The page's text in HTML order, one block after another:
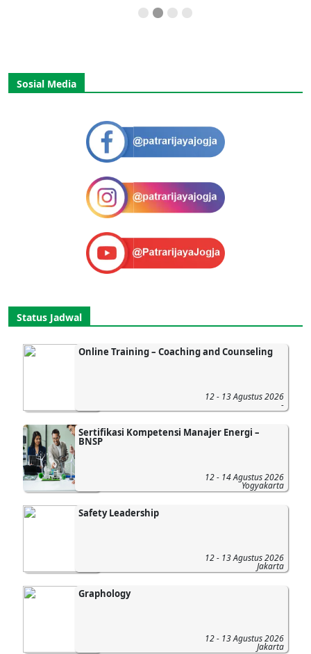
Sosial Media
Status Jadwal
Online Training – Coaching and Counseling
12 - 13 Agustus 2026
-
Sertifikasi Kompetensi Manajer Energi –
BNSP
12 - 14 Agustus 2026
Yogyakarta
Safety Leadership
12 - 13 Agustus 2026
Jakarta
Graphology
12 - 13 Agustus 2026
Jakarta